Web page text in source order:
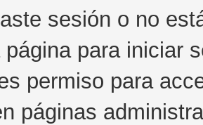
sesión o no
página para iniciar
permiso para
páginas